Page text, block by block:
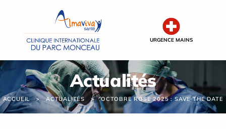
URGENCE MAINS
Actualités
ACCUEIL ACTUALITÉS OCTOBRE ROSE 2025 : SAVE THE DATE